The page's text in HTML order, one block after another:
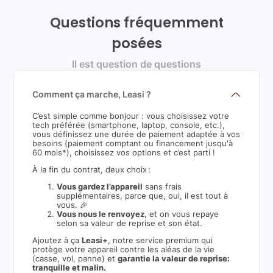
Questions fréquemment
posées
Il est question de questions
Comment ça marche, Leasi ?
C’est simple comme bonjour : vous choisissez votre
tech préférée (smartphone, laptop, console, etc.),
vous définissez une durée de paiement adaptée à vos
besoins (paiement comptant ou financement jusqu'à
60 mois*), choisissez vos options et c’est parti !
À la fin du contrat, deux choix :
Vous gardez l’appareil sans frais
supplémentaires, parce que, oui, il est tout à
vous. 🎉
Vous nous le renvoyez, et on vous repaye
selon sa valeur de reprise et son état.
Ajoutez à ça Leasi+, notre service premium qui
protège votre appareil contre les aléas de la vie
(casse, vol, panne) etgarantie la valeur de reprise:
tranquille et malin.